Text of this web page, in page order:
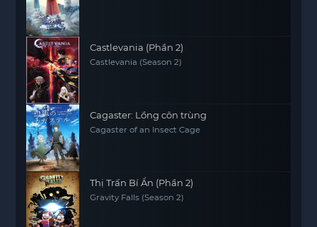
Castlevania (Phần 2)
Castlevania (Season 2)
Cagaster: Lồng côn trùng
Cagaster of an Insect Cage
Thị Trấn Bí Ẩn (Phần 2)
Gravity Falls (Season 2)